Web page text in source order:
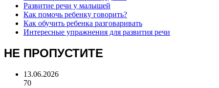
Развитие речи у малышей
Как помочь ребенку говорить?
Как обучить ребенка разговаривать
Интересные упражнения для развития речи
НЕ ПРОПУСТИТЕ
13.06.2026
70